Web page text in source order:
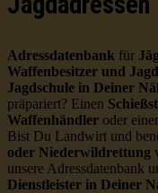
Adressdatenbank für
Waffenbesitzer und
Jagdschule in Deiner
präpariert? Einen
Waffenhändler oder
Bist Du Landwirt und
oder Niederwildrettung
unsere Adressdatenbank
Dienstleister in Deiner